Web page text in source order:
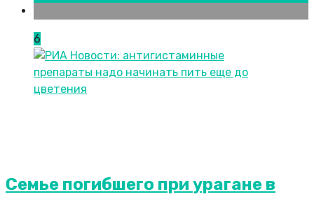
6
Семье погибшего при урагане в